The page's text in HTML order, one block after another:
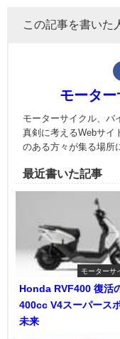
この記事を書いた
モータ
モーターサイクル、バ
真剣に考えるWebサイ
のある方々が集る場所
最近書いた記事
モーターサ
Honda RVF400 復活
400cc V4スーパース
未来